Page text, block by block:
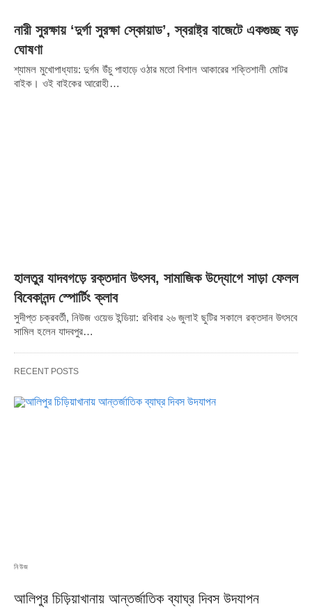
নারী সুরক্ষায় ‘দুর্গা সুরক্ষা স্কোয়াড’, স্বরাষ্ট্র বাজেটে একগুচ্ছ বড়
ঘোষণা
শ্যামল মুখোপাধ্যায়: দুর্গম উঁচু পাহাড়ে ওঠার মতো বিশাল আকারের শক্তিশালী মোটর
বাইক। ওই বাইকের আরোহী…
হালতুর যাদবগড়ে রক্তদান উৎসব, সামাজিক উদ্যোগে সাড়া ফেলল
বিবেকানন্দ স্পোর্টিং ক্লাব
সুদীপ্ত চক্রবর্তী, নিউজ ওয়েভ ইন্ডিয়া: রবিবার ২৬ জুলাই ছুটির সকালে রক্তদান উৎসবে
সামিল হলেন যাদবপুর…
RECENT POSTS
নিউজ
আলিপুর চিড়িয়াখানায় আন্তর্জাতিক ব্যাঘ্র দিবস উদযাপন